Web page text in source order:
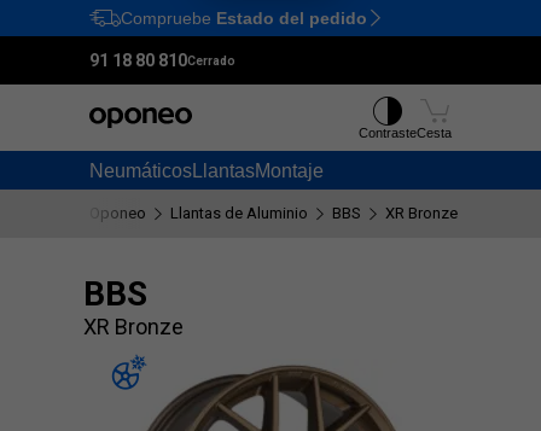
Ctrl M
Compruebe Estado del pedido
91 18 80 810Cerrado
Neumáticos LlantasMontaje
ContrasteCesta
Oponeo Llantas de Aluminio BBS XR Bronze
BBS
XR Bronze